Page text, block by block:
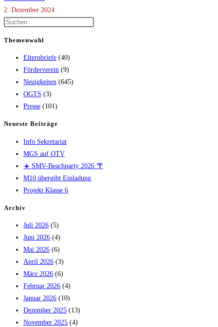
2. Dezember 2024
Themenwahl
Elternbriefe (40)
Förderverein (9)
Neuigkeiten (645)
OGTS (3)
Presse (101)
Neueste Beiträge
Info Sekretariat
MGS auf OTV
☀️ SMV-Beachparty 2026 🌴
M10 übergibt Einladung
Projekt Klasse 6
Archiv
Juli 2026 (5)
Juni 2026 (4)
Mai 2026 (6)
April 2026 (3)
März 2026 (6)
Februar 2026 (4)
Januar 2026 (10)
Dezember 2025 (13)
November 2025 (4)